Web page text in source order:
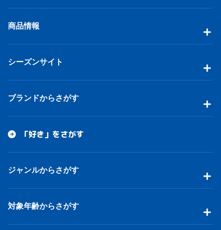
商品情報
シーズンサイト
ブランドからさがす
「好き」をさがす
ジャンルからさがす
対象年齢からさがす